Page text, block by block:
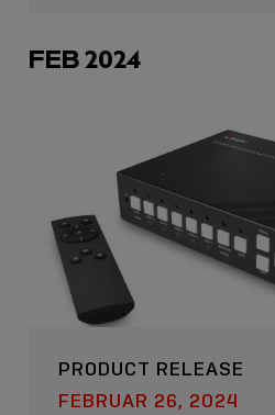
FEB 2024
PRODUCT RELEASE
FEBRUAR 26, 2024